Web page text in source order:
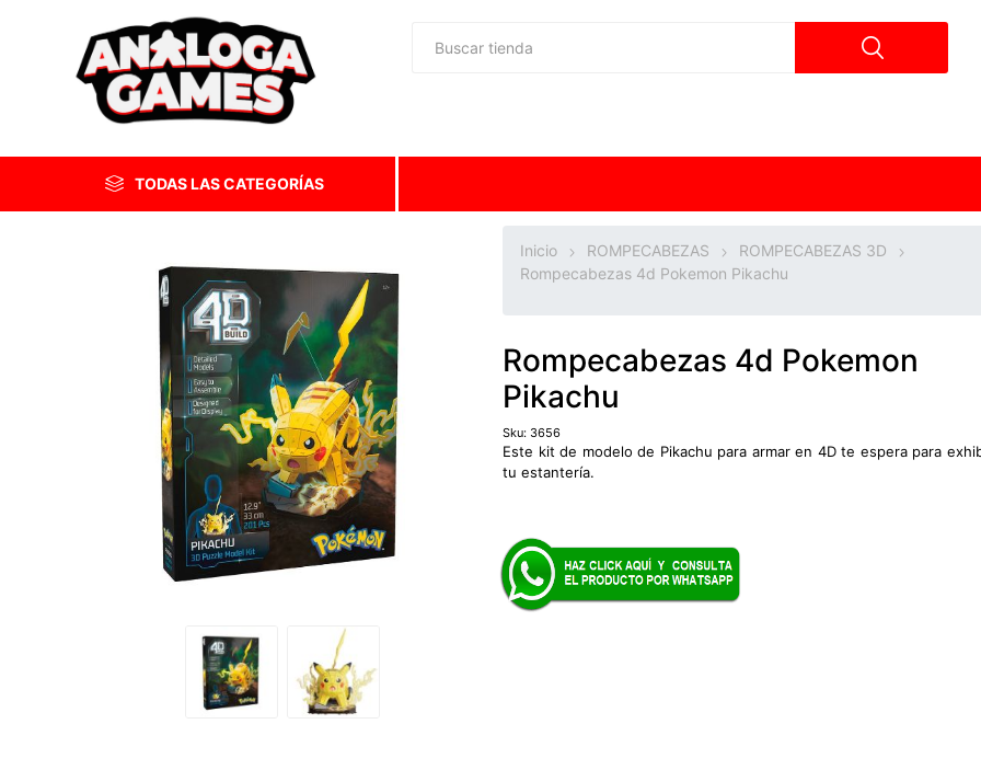
TODAS LAS CATEGORÍAS
Inicio ROMPECABEZAS
ROMPECABEZAS 3D
Rompecabezas 4d Pokemon Pikachu
Rompecabezas 4d Pokemon
Pikachu
Sku: 3656
Este kit de modelo de Pikachu para armar en 4D te espera para
tu estantería.